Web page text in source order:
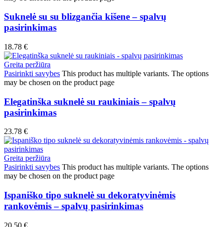
Suknelė su su blizgančia kišene – spalvų
pasirinkimas
18.78 €
Greita peržiūra
Pasirinkti savybes This product has multiple variants. The options
may be chosen on the product page
Elegatinška suknelė su raukiniais – spalvų
pasirinkimas
23.78 €
Greita peržiūra
Pasirinkti savybes This product has multiple variants. The options
may be chosen on the product page
Ispaniško tipo suknelė su dekoratyvinėmis
rankovėmis – spalvų pasirinkimas
20.50 €